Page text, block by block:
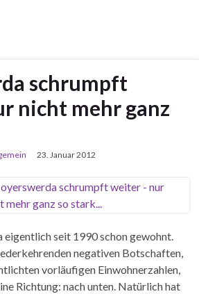
schrumpft
nicht mehr ganz
23. Januar 2012
seit 1990 schon gewohnt.
negativen Botschaften,
vorläufigen Einwohnerzahlen,
Richtung: nach unten. Natürlich hat